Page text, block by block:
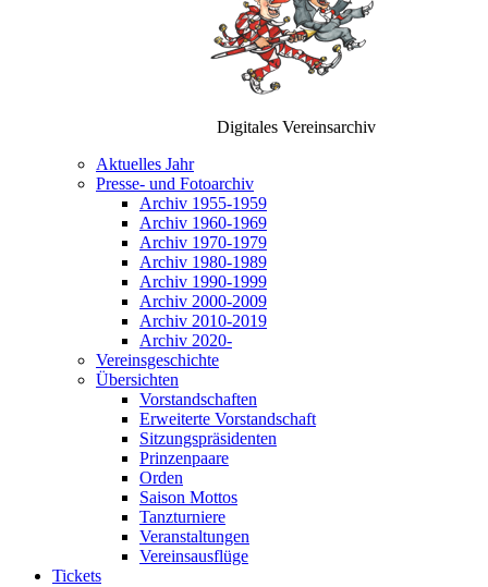
Digitales Vereinsarchiv
Aktuelles Jahr
Presse- und Fotoarchiv
Archiv 1955-1959
Archiv 1960-1969
Archiv 1970-1979
Archiv 1980-1989
Archiv 1990-1999
Archiv 2000-2009
Archiv 2010-2019
Archiv 2020-
Vereinsgeschichte
Übersichten
Vorstandschaften
Erweiterte Vorstandschaft
Sitzungspräsidenten
Prinzenpaare
Orden
Saison Mottos
Tanzturniere
Veranstaltungen
Vereinsausflüge
Tickets